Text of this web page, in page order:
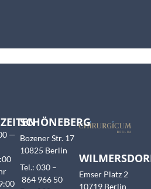
Emser Platz 2
10719 Berlin
SCHÖNEBERG
Bozener Str. 17
10825 Berlin
Tel.: 030 –
864 966 50
—